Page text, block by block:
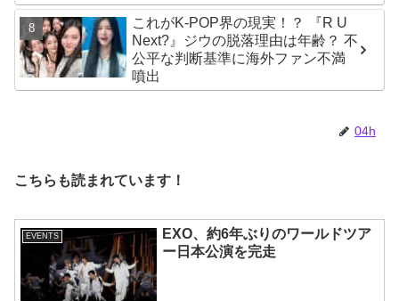
ールズグループ！ デビュー曲
「Magnetic」がいきなりの大ヒッ
ト
これがK-POP界の現実！？ 『R U
Next?』ジウの脱落理由は年齢？ 不
公平な判断基準に海外ファン不満
噴出
04h
こちらも読まれています！
EVENTS
EXO、約6年ぶりのワールドツア
ー日本公演を完走